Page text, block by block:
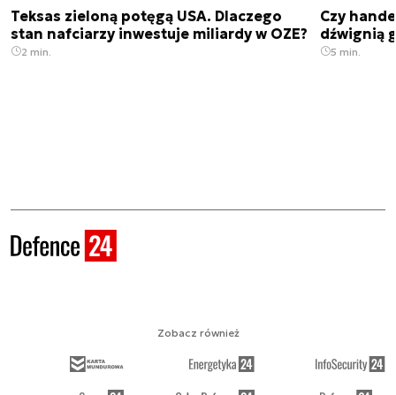
Teksas zieloną potęgą USA. Dlaczego
stan nafciarzy inwestuje miliardy w OZE?
2 min.
Czy
dźwignią
5 min.
Zobacz również